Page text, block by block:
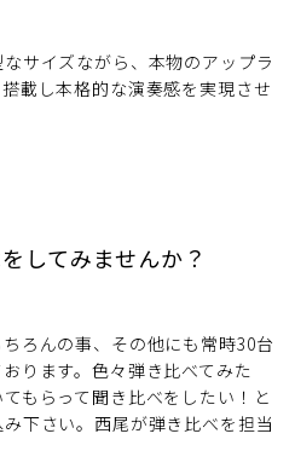
サイズながら、本物のアップラ
載し本格的な演奏感を実現させ
してみませんか？
ろんの事、その他にも常時30台
ります。色々弾き比べてみた
もらって聞き比べをしたい！と
下さい。西尾が弾き比べを担当